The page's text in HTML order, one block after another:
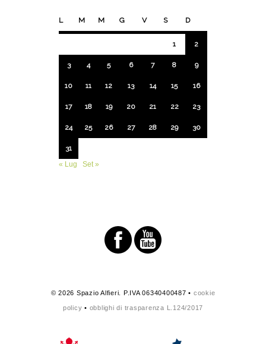
L M M G V S D
1 2
3 4 5 6 7 8 9
10 11 12 13 14 15 16
17 18 19 20 21 22 23
24 25 26 27 28 29 30
31
« Lug
Set »
© 2026 Spazio Alfieri. P.IVA 06340400487 • cookie
policy • obblighi di trasparenza L.124/2017